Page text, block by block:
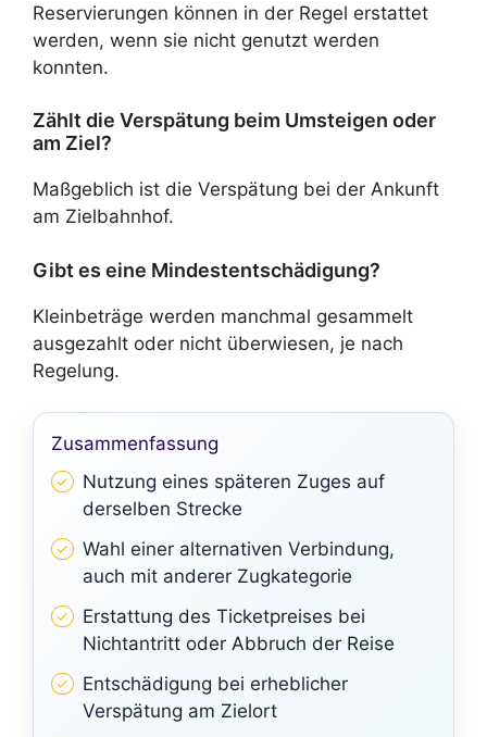
Reservierungen können in der Regel erstattet
werden, wenn sie nicht genutzt werden
konnten.
Zählt die Verspätung beim Umsteigen oder
am Ziel?
Maßgeblich ist die Verspätung bei der Ankunft
am Zielbahnhof.
Gibt es eine Mindestentschädigung?
Kleinbeträge werden manchmal gesammelt
ausgezahlt oder nicht überwiesen, je nach
Regelung.
Zusammenfassung
Nutzung eines späteren Zuges auf
derselben Strecke
Wahl einer alternativen Verbindung,
auch mit anderer Zugkategorie
Erstattung des Ticketpreises bei
Nichtantritt oder Abbruch der Reise
Entschädigung bei erheblicher
Verspätung am Zielort